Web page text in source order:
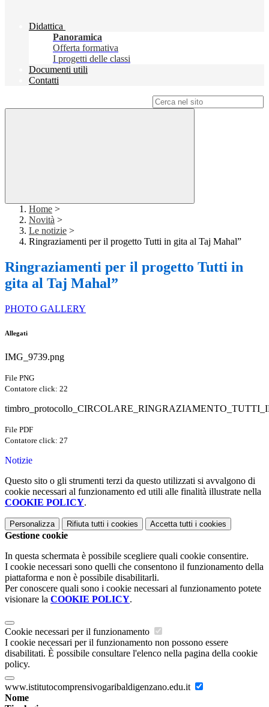
Didattica
Panoramica
Offerta formativa
I progetti delle classi
Documenti utili
Contatti
Home >
Novità >
Le notizie >
Ringraziamenti per il progetto Tutti in gita al Taj Mahal”
Ringraziamenti per il progetto Tutti in
gita al Taj Mahal”
PHOTO GALLERY
Allegati
IMG_9739.png
File PNG
Contatore click: 22
File PDF
Contatore click: 27
Notizie
Questo sito o gli strumenti terzi da questo utilizzati si avvalgono di
cookie necessari al funzionamento ed utili alle finalità illustrate nella
COOKIE POLICY.
Personalizza Rifiuta tutti i cookies Accetta tutti i cookies
Gestione cookie
In questa schermata è possibile scegliere quali cookie consentire.
I cookie necessari sono quelli che consentono il funzionamento della
piattaforma e non è possibile disabilitarli.
Per conoscere quali sono i cookie necessari al funzionamento potete
visionare la COOKIE POLICY.
Cookie necessari per il funzionamento
I cookie necessari per il funzionamento non possono essere
disabilitati. È possibile consultare l'elenco nella pagina della cookie
policy.
www.istitutocomprensivogaribaldigenzano.edu.it
Nome